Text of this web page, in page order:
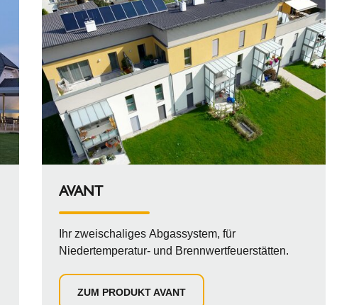
AVANT
Ihr zweischaliges Abgassystem, für
Niedertemperatur- und Brennwertfeuerstätten.
ZUM PRODUKT AVANT